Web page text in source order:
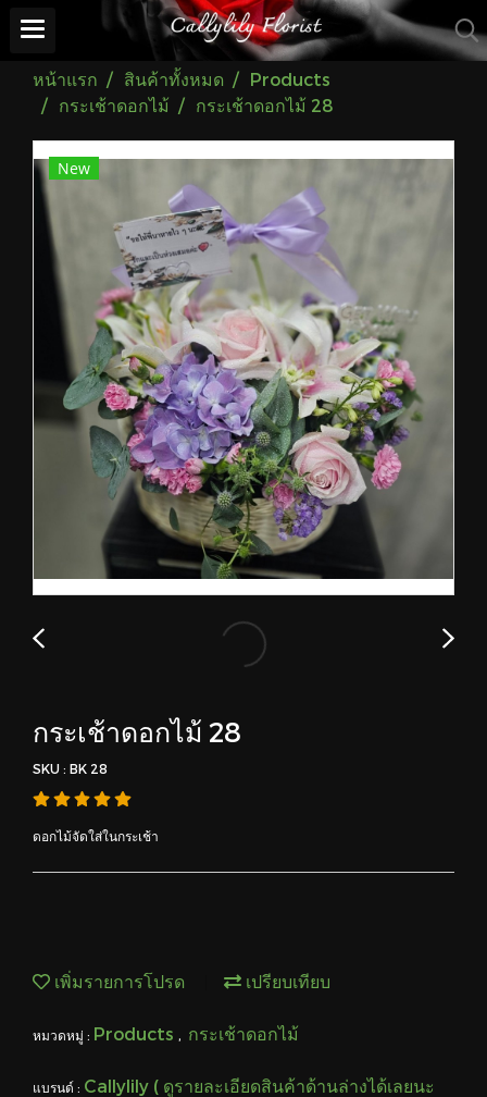
หน้าแรก สินค้าทั้งหมด
Products
กระเช้าดอกไม้
กระเช้าดอกไม้ 28
New
กระเช้าดอกไม้ 28
SKU : BK 28
ดอกไม้จัดใส่ในกระเช้า
เพิ่มรายการโปรด เปรียบเทียบ
หมวดหมู่ : Products , กระเช้าดอกไม้
แบรนด์ : Callylily ( ดูรายละเอียดสินค้าด้านล่างได้เลยนะ